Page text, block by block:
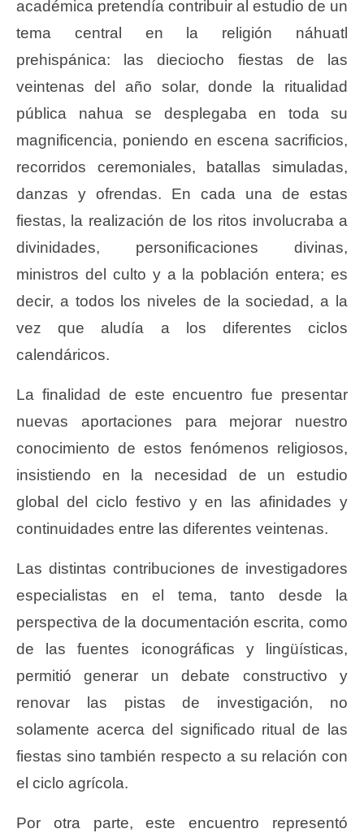
académica pretendía contribuir al estudio de un
tema central en la religión náhuatl
prehispánica: las dieciocho fiestas de las
veintenas del año solar, donde la ritualidad
pública nahua se desplegaba en toda su
magnificencia, poniendo en escena sacrificios,
recorridos ceremoniales, batallas simuladas,
danzas y ofrendas. En cada una de estas
fiestas, la realización de los ritos involucraba a
divinidades, personificaciones divinas,
ministros del culto y a la población entera; es
decir, a todos los niveles de la sociedad, a la
vez que aludía a los diferentes ciclos
calendáricos.
La finalidad de este encuentro fue presentar
nuevas aportaciones para mejorar nuestro
conocimiento de estos fenómenos religiosos,
insistiendo en la necesidad de un estudio
global del ciclo festivo y en las afinidades y
continuidades entre las diferentes veintenas.
Las distintas contribuciones de investigadores
especialistas en el tema, tanto desde la
perspectiva de la documentación escrita, como
de las fuentes iconográficas y lingüísticas,
permitió generar un debate constructivo y
renovar las pistas de investigación, no
solamente acerca del significado ritual de las
fiestas sino también respecto a su relación con
el ciclo agrícola.
Por otra parte, este encuentro representó